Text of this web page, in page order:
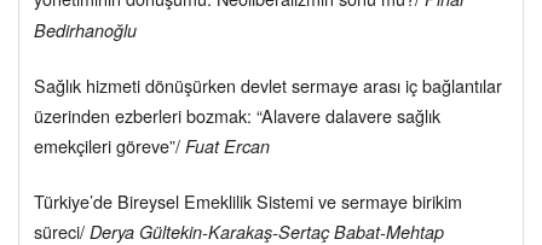
Bedirhanoğlu
Sağlık hizmeti dönüşürken devlet sermaye arası iç bağlantılar
üzerinden ezberleri bozmak: “Alavere dalavere sağlık
emekçileri göreve”/ Fuat Ercan
Türkiye’de Bireysel Emeklilik Sistemi ve sermaye birikim
süreci/ Derya Gültekin-Karakaş-Sertaç Babat-Mehtap